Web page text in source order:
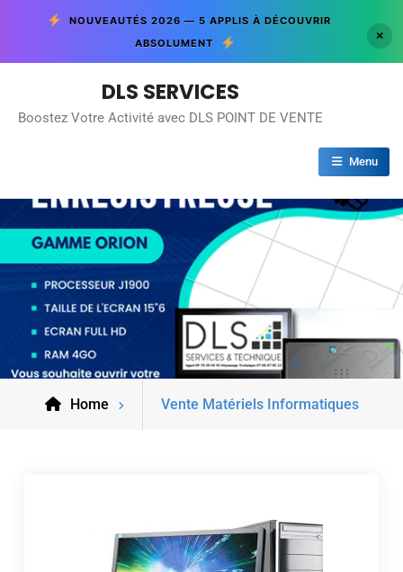
NOUVEAUTÉS 2026 — 5 APPLIS À DÉCOUVRIR
ABSOLUMENT
×
DLS SERVICES
Boostez Votre Activité avec DLS POINT DE VENTE
Menu
Home Vente Matériels Informatiques